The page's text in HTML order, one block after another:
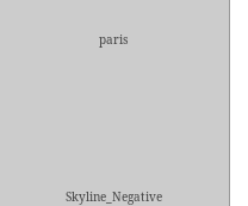
paris
Skyline_Negative